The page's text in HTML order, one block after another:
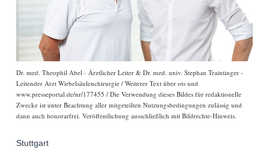
Dr. med. Theophil Abel - Ärztlicher Leiter & Dr. med. univ. Stephan Traintinger -
Leitender Arzt Wirbelsäulenchirurgie / Weiterer Text über ots und
www.presseportal.de/nr/177455 / Die Verwendung dieses Bildes für redaktionelle
Zwecke ist unter Beachtung aller mitgeteilten Nutzungsbedingungen zulässig und
dann auch honorarfrei. Veröffentlichung ausschließlich mit Bildrechte-Hinweis.
Stuttgart